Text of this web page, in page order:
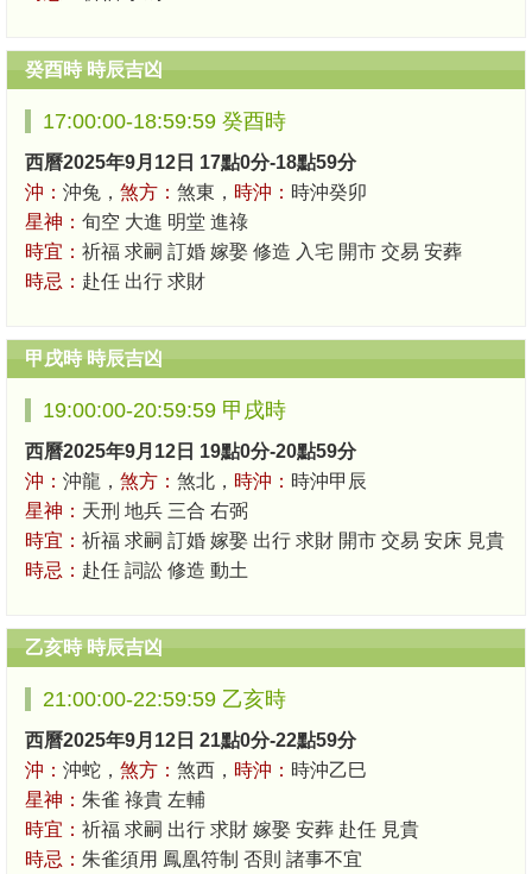
癸酉時 時辰吉凶
17:00:00-18:59:59 癸酉時
西曆2025年9月12日 17點0分-18點59分
沖： 沖兔， 煞方： 煞東， 時沖： 時沖癸卯
星神： 旬空 大進 明堂 進祿
時宜： 祈福 求嗣 訂婚 嫁娶 修造 入宅 開市 交易 安葬
時忌： 赴任 出行 求財
甲戌時 時辰吉凶
19:00:00-20:59:59 甲戌時
西曆2025年9月12日 19點0分-20點59分
沖： 沖龍， 煞方： 煞北， 時沖： 時沖甲辰
星神： 天刑 地兵 三合 右弼
時宜： 祈福 求嗣 訂婚 嫁娶 出行 求財 開市 交易 安床 見貴
時忌： 赴任 詞訟 修造 動土
乙亥時 時辰吉凶
21:00:00-22:59:59 乙亥時
西曆2025年9月12日 21點0分-22點59分
沖： 沖蛇， 煞方： 煞西， 時沖： 時沖乙巳
星神： 朱雀 祿貴 左輔
時宜： 祈福 求嗣 出行 求財 嫁娶 安葬 赴任 見貴
時忌： 朱雀須用 鳳凰符制 否則 諸事不宜